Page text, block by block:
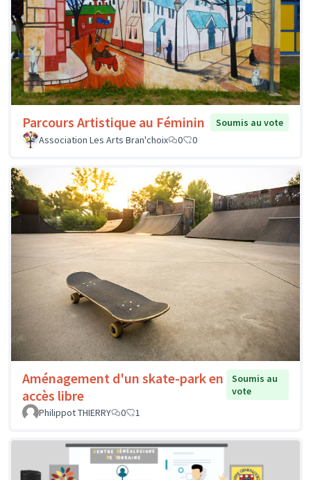
Parcours Artistique au Féminin
Soumis au vote
Association Les Arts Bran'choix
0 0
Aménagement d'un skate-park en
accès libre
Soumis au
vote
Philippot THIERRY
0 1